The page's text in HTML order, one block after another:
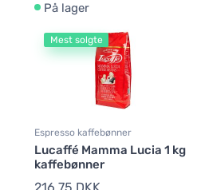
På lager
Mest solgte
Espresso kaffebønner
Lucaffé Mamma Lucia 1 kg
kaffebønner